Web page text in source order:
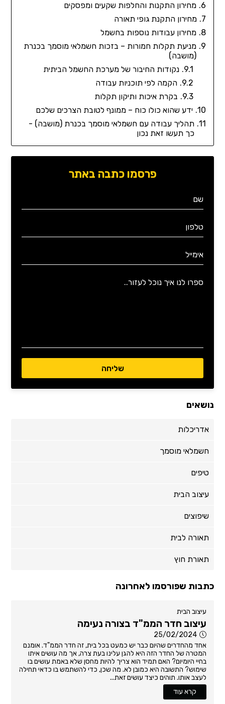
מחירון התקנות והחלפות שקעים ומפסקים
מחירון התקנת גופי תאורה
מחירון עבודות נוספות בחשמל
מניעת תקלות חמורות – בזכות חשמלאי מוסמך בכנרת
(מושבה)
נקודות החיבור של מערכת החשמל הביתית
הקמה לפי תוכניות עבודה
בקרת איכות ותיקון תקלות
ידע שהוא כולו כוח – ממונף לטובת הצרכים שלכם
תהליך עבודה עם חשמלאי מוסמך בכנרת (מושבה) -
כך תעשו זאת נכון
פרסמו כתבה באתר
נושאים
אדריכלות
חשמלאי מוסמך
טיפים
עיצוב הבית
שיפוצים
תאורה לבית
תאורת חוץ
כתבות שפורסמו לאחרונה
עיצוב הבית
עיצוב חדר הממ"ד בצורה נעימה
25/02/2024
אחד מהחדרים שהיום כבר יש כמעט בכל בית, זה חדר הממ"ד. אומנם
המטרה של החדר הזה היא להגן עלינו בעת צרה, אך מה עושים איתו
בחיי היומיום? האם תמיד הוא צריך להיות מחסן שלא באמת עושים בו
שימוש? התשובה היא כמובן לא. מה שכן, כדי להשתמש בו כדאי תחילה
לעצב אותו. תוהים כיצד עושים זאת...
קרא עוד